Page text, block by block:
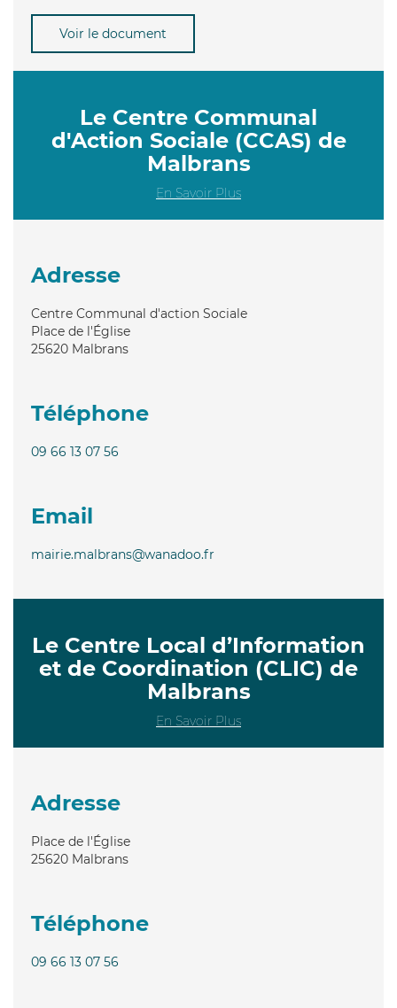
Voir le document
Le Centre Communal
d'Action Sociale (CCAS) de
Malbrans
En Savoir Plus
Adresse
Centre Communal d'action Sociale
Place de l'Église
25620 Malbrans
Téléphone
09 66 13 07 56
Email
mairie.malbrans@wanadoo.fr
Le Centre Local d’Information
et de Coordination (CLIC) de
Malbrans
En Savoir Plus
Adresse
Place de l'Église
25620 Malbrans
Téléphone
09 66 13 07 56